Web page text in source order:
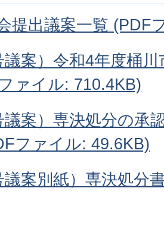
提出議案一覧 (PDF
議案）令和4年度桶
ァイル: 710.4KB)
議案）専決処分の承
ファイル: 49.6KB)
議案別紙）専決処分